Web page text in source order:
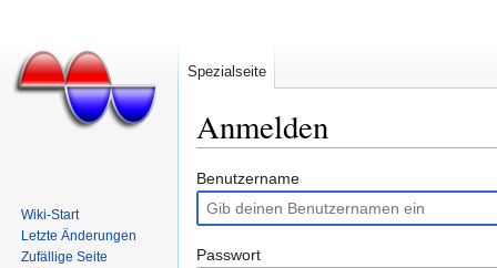
Anmelden
Benutzername
Passwort
Spezialseite
Wiki-Start
Letzte Änderungen
Zufällige Seite